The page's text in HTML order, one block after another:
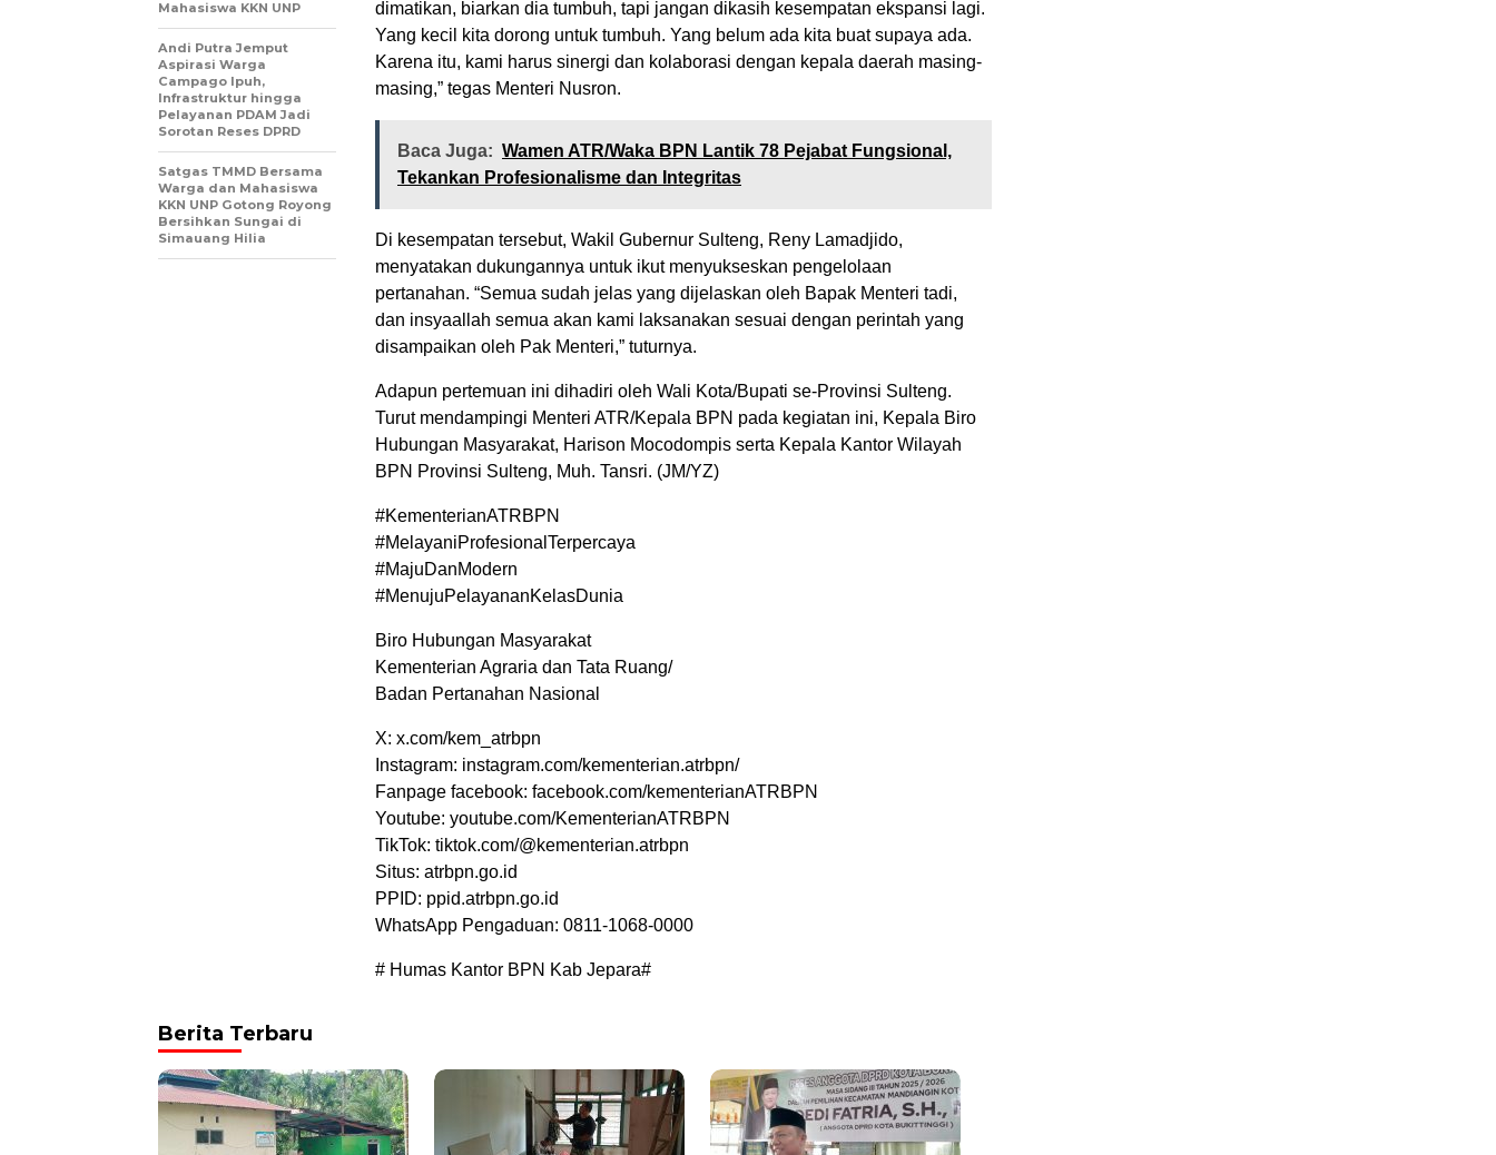
dimatikan, biarkan dia tumbuh, tapi jangan dikasih kesempatan ekspansi lagi.
Yang kecil kita dorong untuk tumbuh. Yang belum ada kita buat supaya ada.
Karena itu, kami harus sinergi dan kolaborasi dengan kepala daerah masing-
masing,” tegas Menteri Nusron.
Baca Juga: Wamen ATR/Waka BPN Lantik 78 Pejabat Fungsional,
Tekankan Profesionalisme dan Integritas
Di kesempatan tersebut, Wakil Gubernur Sulteng, Reny Lamadjido,
menyatakan dukungannya untuk ikut menyukseskan pengelolaan
pertanahan. “Semua sudah jelas yang dijelaskan oleh Bapak Menteri tadi,
dan insyaallah semua akan kami laksanakan sesuai dengan perintah yang
disampaikan oleh Pak Menteri,” tuturnya.
Adapun pertemuan ini dihadiri oleh Wali Kota/Bupati se-Provinsi Sulteng.
Turut mendampingi Menteri ATR/Kepala BPN pada kegiatan ini, Kepala Biro
Hubungan Masyarakat, Harison Mocodompis serta Kepala Kantor Wilayah
BPN Provinsi Sulteng, Muh. Tansri. (JM/YZ)
#KementerianATRBPN
#MelayaniProfesionalTerpercaya
#MajuDanModern
#MenujuPelayananKelasDunia
Biro Hubungan Masyarakat
Kementerian Agraria dan Tata Ruang/
Badan Pertanahan Nasional
X: x.com/kem_atrbpn
Instagram: instagram.com/kementerian.atrbpn/
Fanpage facebook: facebook.com/kementerianATRBPN
Youtube: youtube.com/KementerianATRBPN
TikTok: tiktok.com/@kementerian.atrbpn
Situs: atrbpn.go.id
PPID: ppid.atrbpn.go.id
WhatsApp Pengaduan: 0811-1068-0000
# Humas Kantor BPN Kab Jepara#
Mahasiswa KKN UNP
Andi Putra Jemput
Aspirasi Warga
Campago Ipuh,
Infrastruktur hingga
Pelayanan PDAM Jadi
Sorotan Reses DPRD
Satgas TMMD Bersama
Warga dan Mahasiswa
KKN UNP Gotong Royong
Bersihkan Sungai di
Simauang Hilia
Berita Terbaru